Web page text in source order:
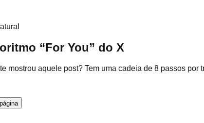
“For You” do X
mostrou aquele post? Tem uma cadeia de 8 passos